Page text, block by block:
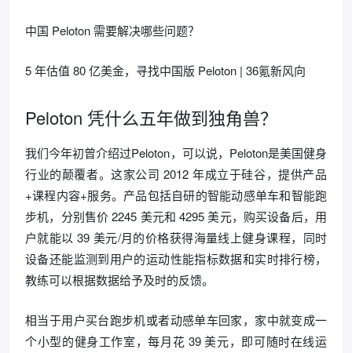
中国 Peloton 需要解决哪些问题？
5 年估值 80 亿美金，寻找中国版 Peloton | 36氪新风向
Peloton 凭什么五年做到独角兽？
我们今年初曾介绍过Peloton，可以说，Peloton是美国健身
行业的颠覆者。这家公司 2012 年成立于硅谷，提供产品
+课程内容+服务。产品包括自研的智能动感单车和智能跑
步机，分别售价 2245 美元和 4295 美元，购买设备后，用
户就能以 39 美元/月的价格获得海量线上健身课程，同时
设备还能监测到用户的运动性能指标数据和实时排行榜，
教练可以根据数据给予及时的反馈。
相当于用户买台跑步机或者动感单车回家，家中就变成一
个小型的健身工作室，每月花 39 美元，即可随时在线运